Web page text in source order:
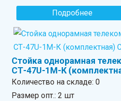
Подробнее
Стойка однорамная
СТ-47U-1М-К
Количество на складе:0
Размер опт.: 2 шт